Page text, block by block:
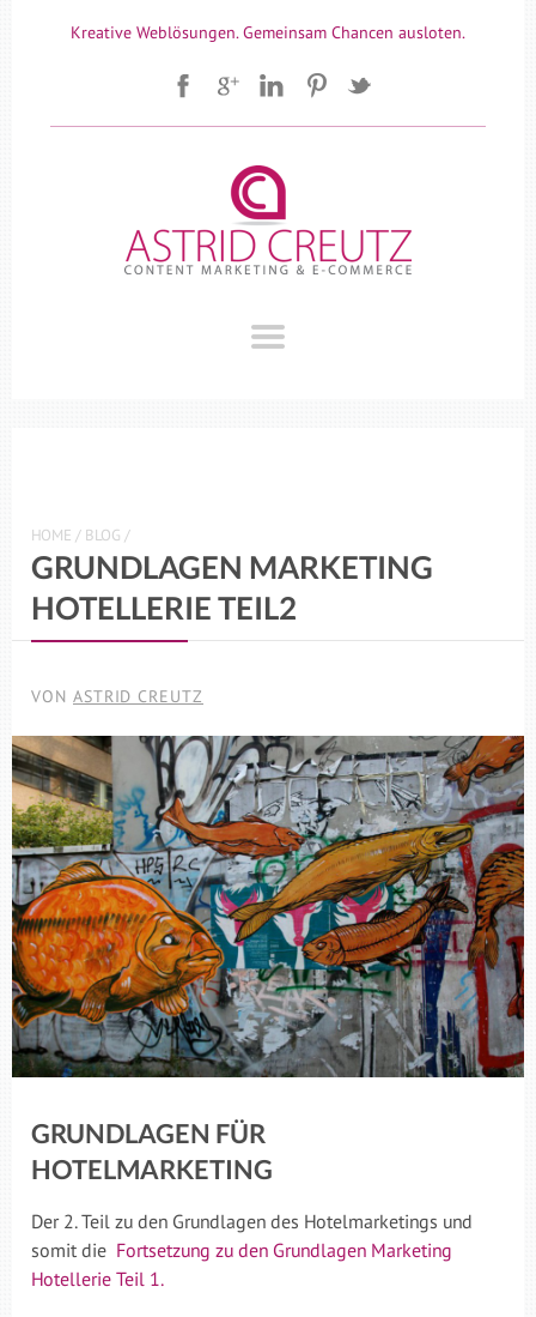
Kreative Weblösungen. Gemeinsam Chancen ausloten.
HOME / BLOG /
GRUNDLAGEN MARKETING
HOTELLERIE TEIL2
VON ASTRID CREUTZ
GRUNDLAGEN FÜR
HOTELMARKETING
Der 2. Teil zu den Grundlagen des Hotelmarketings und
somit die Fortsetzung zu den Grundlagen Marketing
Hotellerie Teil 1.